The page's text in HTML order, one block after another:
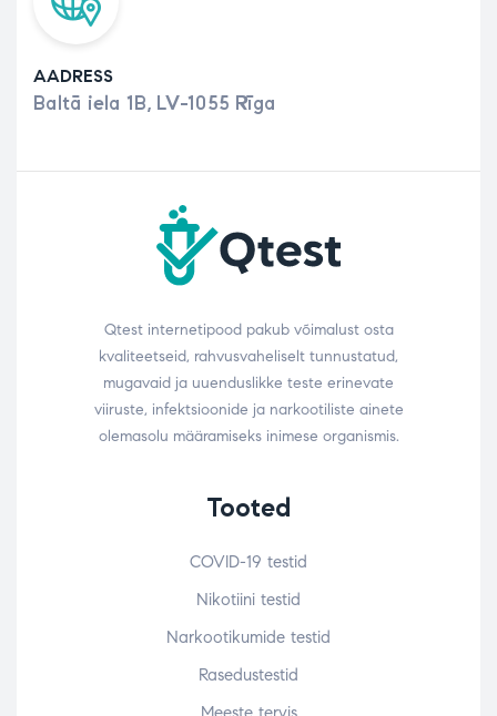
AADRESS
Baltā iela 1B, LV-1055 Rīga
Qtest internetipood pakub võimalust osta
kvaliteetseid, rahvusvaheliselt tunnustatud,
mugavaid ja uuenduslikke teste erinevate
viiruste, infektsioonide ja narkootiliste ainete
olemasolu määramiseks inimese organismis.
Tooted
COVID-19 testid
Nikotiini testid
Narkootikumide testid
Rasedustestid